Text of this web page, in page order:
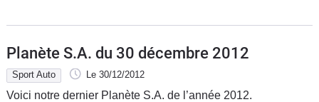
Planète S.A. du 30 décembre 2012
Sport Auto Le 30/12/2012
Voici notre dernier Planète S.A. de l’année 2012.